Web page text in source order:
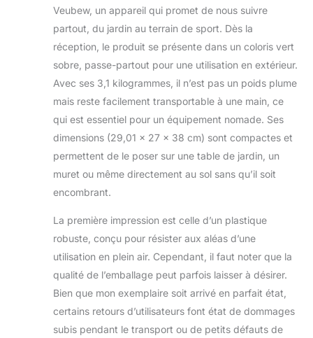
pulvérisation offrent
une large
couverture, ce qui
le rend idéal pour
refroidir de grands
espaces
rapidement et
uniformément. Le
ventilateur de
refroidissement
combine le puissant
flux d'air avec le
pour réduire la
température plus
rapidement et plus
efficacement. C'est
le meilleur cadeau
pour soulager l'été
chaud. Moteur sans
balais et réglage à 4
vitesses : ce
Veubew, un appareil qui promet de nous suivre
partout, du jardin au terrain de sport. Dès la
réception, le produit se présente dans un coloris vert
sobre, passe-partout pour une utilisation en extérieur.
Avec ses 3,1 kilogrammes, il n’est pas un poids plume
mais reste facilement transportable à une main, ce
qui est essentiel pour un équipement nomade. Ses
dimensions (29,01 x 27 x 38 cm) sont compactes et
permettent de le poser sur une table de jardin, un
muret ou même directement au sol sans qu’il soit
encombrant.
La première impression est celle d’un plastique
robuste, conçu pour résister aux aléas d’une
utilisation en plein air. Cependant, il faut noter que la
qualité de l’emballage peut parfois laisser à désirer.
Bien que mon exemplaire soit arrivé en parfait état,
certains retours d’utilisateurs font état de dommages
subis pendant le transport ou de petits défauts de